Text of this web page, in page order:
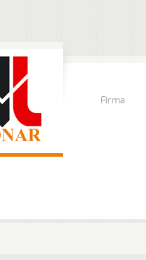
Firma